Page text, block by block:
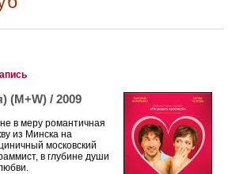
/ 2009
в меру романтичная
из Минска на
московский
в глубине души